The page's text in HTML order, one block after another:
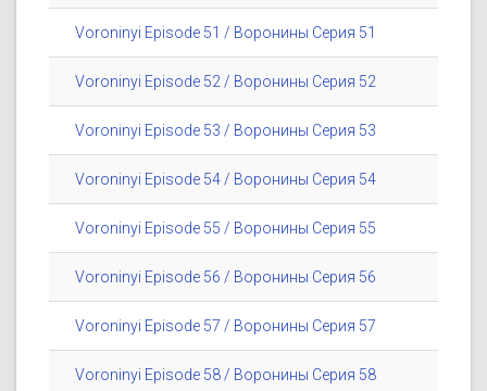
Voroninyi Episode 51 / Воронины Серия 51
Voroninyi Episode 52 / Воронины Серия 52
Voroninyi Episode 53 / Воронины Серия 53
Voroninyi Episode 54 / Воронины Серия 54
Voroninyi Episode 55 / Воронины Серия 55
Voroninyi Episode 56 / Воронины Серия 56
Voroninyi Episode 57 / Воронины Серия 57
Voroninyi Episode 58 / Воронины Серия 58